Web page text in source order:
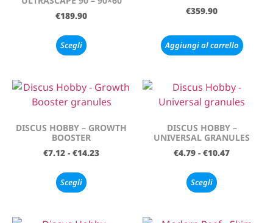
€189.90
Scegli
€359.90
Aggiungi al carrello
DISCUS HOBBY – GROWTH
BOOSTER
€7.12 - €14.23
Scegli
DISCUS HOBBY –
UNIVERSAL GRANULES
€4.79 - €10.47
Scegli